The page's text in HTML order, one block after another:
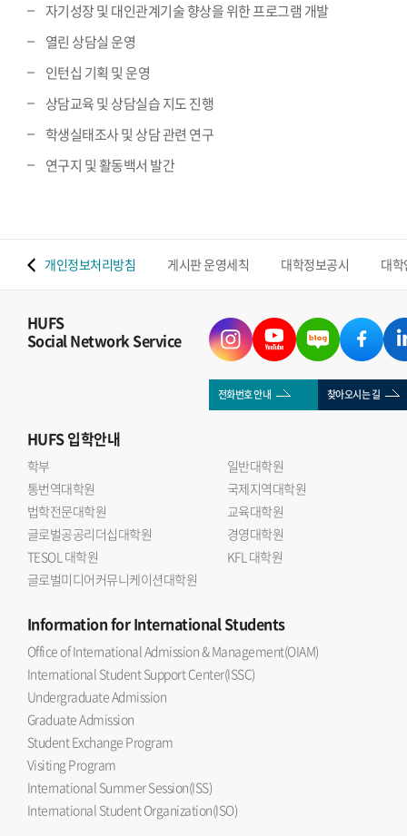
자기성장 및 대인관계기술 향상을 위한 프로그램 개발
열린 상담실 운영
인턴십 기획 및 운영
상담교육 및 상담실습 지도 진행
학생실태조사 및 상담 관련 연구
연구지 및 활동백서 발간
개인정보처리방침 게시판 운영세칙 대학정보공시 대
HUFS
Social Network Service
전화번호 안내 찾아오시는 길
HUFS입학안내
학부
일반대학원
통번역대학원
국제지역대학원
법학전문대학원
교육대학원
글로벌공공리더십대학원
경영대학원
TESOL 대학원
KFL 대학원
글로벌미디어커뮤니케이션대학원
Informationfor International Students
Office of International Admission & Management(OIAM)
International Student Support Center(ISSC)
Undergraduate Admission
Graduate Admission
Student Exchange Program
Visiting Program
International Summer Session(ISS)
International Student Organization(ISO)